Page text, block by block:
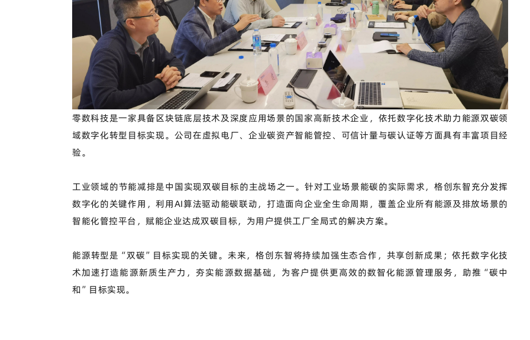
零数科技是一家具备区块链底层技术及深度应用场景的国家高新技术企业，依托数字化技术助力能源双碳领
域数字化转型目标实现。 公司在虚拟电厂、企业碳资产智能管控、可信计量与碳认证等方面具有丰富项目经
验。
工业领域的节能减排是中国实现双碳目标的主战场之一。 针对工业场景能碳的实际需求，格创东智充分发挥
数字化的关键作用，利用AI算法驱动能碳联动，打造面向企业全生命周期，覆盖企业所有能源及排放场景的
智能化管控平台，赋能企业达成双碳目标，为用户提供工厂全局式的解决方案。
能源转型是“双碳”目标实现的关键。未来，格创东智将持续加强生态合作，共享创新成果；依托数字化技
术加速打造能源新质生产力，夯实能源数据基础，为客户提供更高效的数智化能源管理服务，助推“碳中
和”目标实现。